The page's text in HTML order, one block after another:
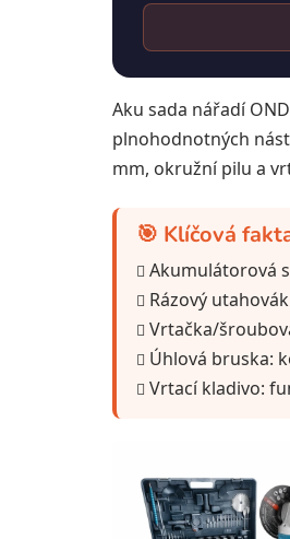
Aku sada nářadí
plnohodnotných
mm, okružní pilu a
🎯 Klíčová
Akumulátorová
Rázový
Vrtačka/
Úhlová bruska:
Vrtací kladivo: